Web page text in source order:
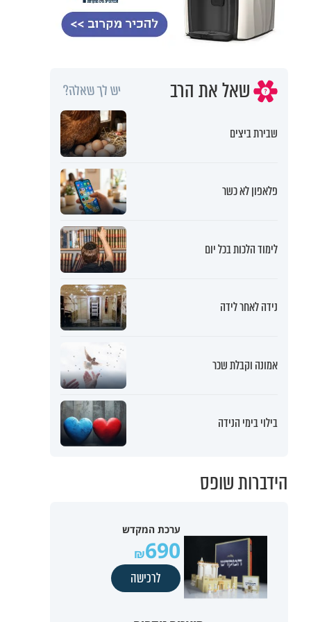
שאל את הרב יש לך שאלה?
שבירת ביצים
פלאפון לא כשר
לימוד הלכות בכל יום
נידה לאחר לידה
אמונה וקבלת שכר
בילוי בימי הנידה
הידברות שופס
ערכת המקדש
690
לרכישה